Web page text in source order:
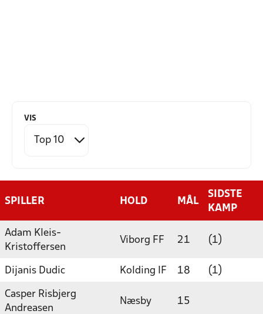
VIS
SPILLER HOLD MÅL
SIDSTE
KAMP
Adam Kleis-
Kristoffersen
Viborg FF 21 (1)
Dijanis Dudic Kolding IF 18 (1)
Casper Risbjerg
Andreasen
Næsby 15